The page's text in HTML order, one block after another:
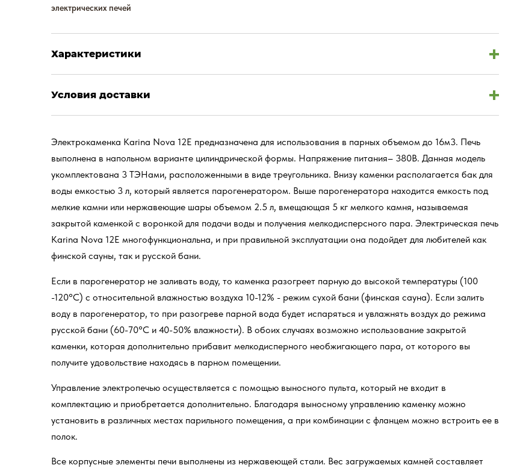
электрических печей
Характеристики
Условия доставки
Электрокаменка Karina Nova 12E предназначена для использования в парных объемом до 16м3. Печь
выполнена в напольном варианте цилиндрической формы. Напряжение питания– 380В. Данная модель
укомплектована 3 ТЭНами, расположенными в виде треугольника. Внизу каменки располагается бак для
воды емкостью 3 л, который является парогенератором. Выше парогенератора находится емкость под
мелкие камни или нержавеющие шары объемом 2.5 л, вмещающая 5 кг мелкого камня, называемая
закрытой каменкой с воронкой для подачи воды и получения мелкодисперсного пара. Электрическая печь
Karina Nova 12E многофункциональна, и при правильной эксплуатации она подойдет для любителей как
финской сауны, так и русской бани.
Если в парогенератор не заливать воду, то каменка разогреет парную до высокой температуры (100
-120°C) с относительной влажностью воздуха 10-12% - режим сухой бани (финская сауна). Если залить
воду в парогенератор, то при разогреве парной вода будет испаряться и увлажнять воздух до режима
русской бани (60-70°C и 40-50% влажности). В обоих случаях возможно использование закрытой
каменки, которая дополнительно прибавит мелкодисперного необжигающего пара, от которого вы
получите удовольствие находясь в парном помещении.
Управление электропечью осуществляется с помощью выносного пульта, который не входит в
комплектацию и приобретается дополнительно. Благодаря выносному управлению каменку можно
установить в различных местах парильного помещения, а при комбинации с фланцем можно встроить ее в
полок.
Все корпусные элементы печи выполнены из нержавеющей стали. Вес загружаемых камней составляет